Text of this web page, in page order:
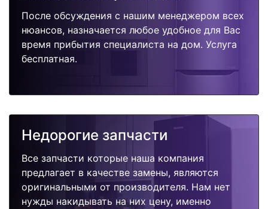
После обсуждения с нашим менеджером всех
нюансов, назначается любое удобное для Вас
время прибытия специалиста на дом. Услуга
бесплатная.
Недорогие запчасти
Все запчасти которые наша компания
предлагает в качестве замены, являются
оригинальными от производителя. Нам нет
нужды накидывать на них цену, именно